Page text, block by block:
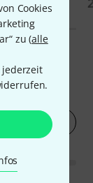
Cookies
zu (alle
bewerten